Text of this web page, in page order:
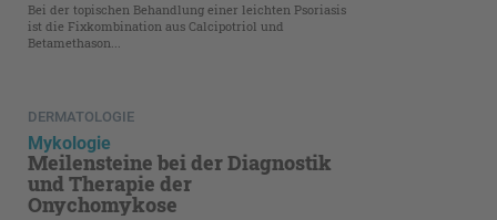
Bei der topischen Behandlung einer leichten Psoriasis
ist die Fixkombination aus Calcipotriol und
Betamethason...
DERMATOLOGIE
Mykologie
Meilensteine bei der Diagnostik
und Therapie der
Onychomykose